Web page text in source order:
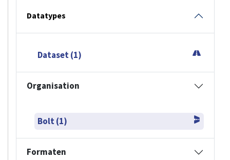
Datatypes
Dataset (1)
Organisation
Bolt (1)
Formaten